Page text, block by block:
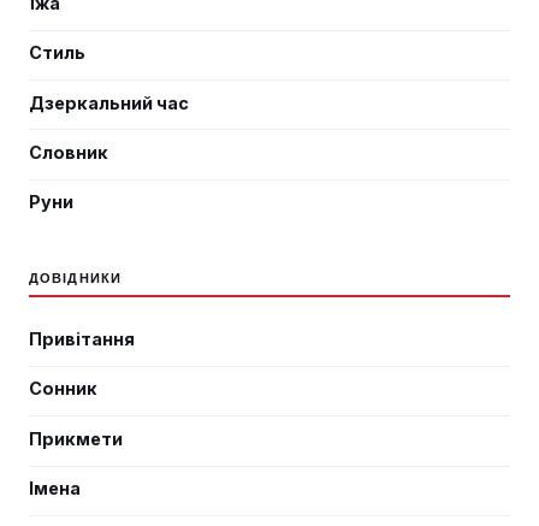
Стиль
Дзеркальний час
Словник
Руни
ДОВІДНИКИ
Привітання
Сонник
Прикмети
Імена